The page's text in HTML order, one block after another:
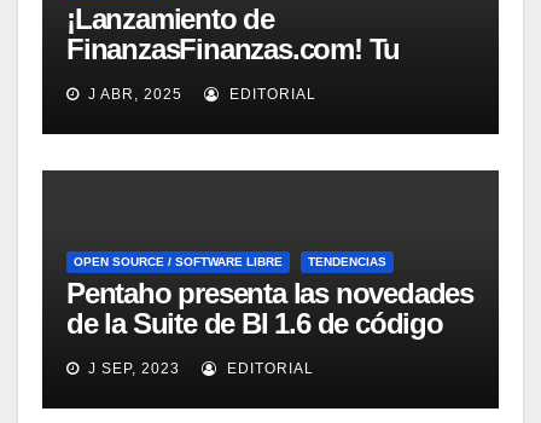
¡Lanzamiento de
FinanzasFinanzas.com! Tu
nueva fuente confiable de
educación financiera
J ABR, 2025 EDITORIAL
OPEN SOURCE / SOFTWARE LIBRE TENDENCIAS
Pentaho presenta las novedades
de la Suite de BI 1.6 de código
abierto
J SEP, 2023 EDITORIAL